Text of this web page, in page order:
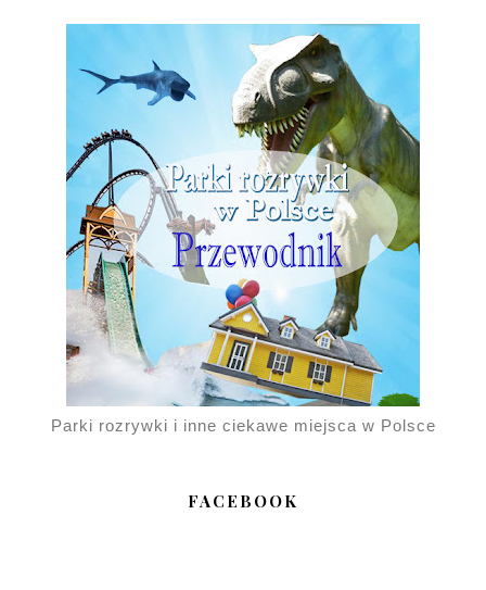
Parki rozrywki i inne ciekawe miejsca w Polsce
FACEBOOK